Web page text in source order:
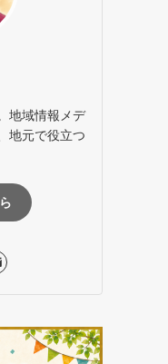
地域情報メデ
地元で役立つ